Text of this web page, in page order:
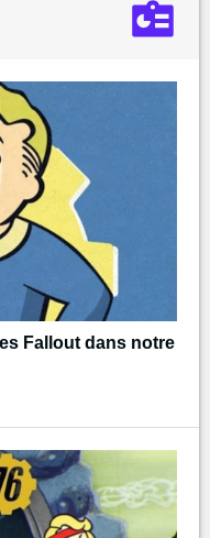
Fallout dans notre